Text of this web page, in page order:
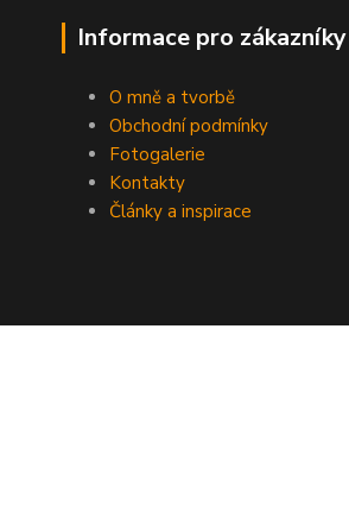
Informace pro zákazníky
O mně a tvorbě
Obchodní podmínky
Fotogalerie
Kontakty
Články a inspirace